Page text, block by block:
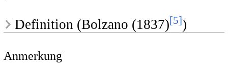
Definition (Bolzano (1837)[5])
Anmerkung